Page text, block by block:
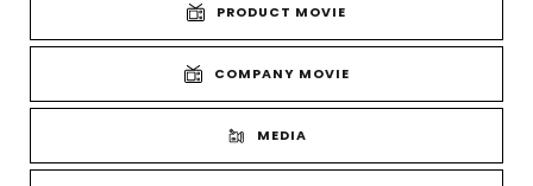
PRODUCT MOVIE
COMPANY MOVIE
MEDIA